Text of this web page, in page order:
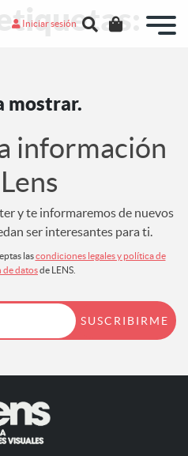
Iniciar sesión
mostrar.
información
y te informaremos de nuevos
ser interesantes para ti.
lascondiciones legales y política de
datosde LENS.